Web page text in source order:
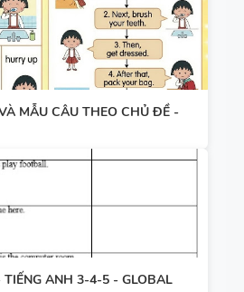
MẪU CÂU THEO CHỦ ĐỀ -
ANH 3-4-5 - GLOBAL